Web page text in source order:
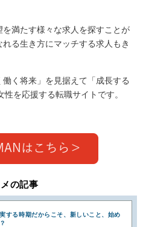
を満たす様々な求人を探すことが
る生き方にマッチする求人もき
働く将来」を見据えて「成長する
を応援する転職サイトです。
の記事
する時期だからこそ、新しいこと、始め